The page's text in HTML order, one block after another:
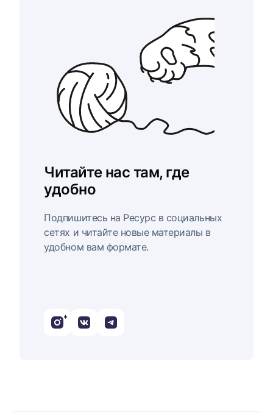
Читайте нас там, где
удобно
Подпишитесь на Ресурс в социальных
сетях и читайте новые материалы в
удобном вам формате.
*